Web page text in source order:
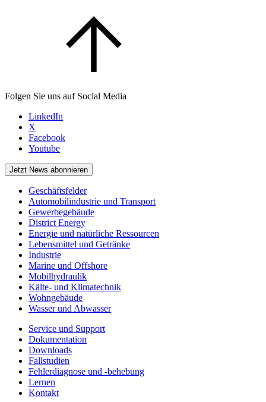
Folgen Sie uns auf Social Media
LinkedIn
X
Facebook
Youtube
Jetzt News abonnieren
Geschäftsfelder
Automobilindustrie und Transport
Gewerbegebäude
District Energy
Energie und natürliche Ressourcen
Lebensmittel und Getränke
Industrie
Marine und Offshore
Mobilhydraulik
Kälte- und Klimatechnik
Wohngebäude
Wasser und Abwasser
Service und Support
Dokumentation
Downloads
Fallstudien
Fehlerdiagnose und -behebung
Lernen
Kontakt